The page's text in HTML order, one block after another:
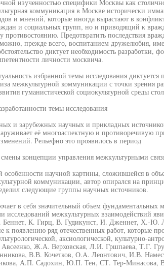
изученностью специфики Москвы как
коммуникация в Москве исторически
и мнений, которые иногда вырастают в
и социальных групп, но и приводящий к
противостоянию. Предотвратить последствия
прежде всего, воспитанием дружелюбия,
диктует необходимость разработки,
личности москвича.
избранной темы исследования диктуется
межкультурной коммуникации с точки зрения
гуманистической социокультурной среды
темы исследования
и зарубежных научных и прикладных
её многоаспектную и противоречивую
Рельефно это проявилось в период
концепции управления межкультурными
особенности научной картины, сложившейся в
коммуникации, автор опирался на
следующие группы научных источников.
в себя значительный объем фундаментальных
исследований межкультурных взаимодействий
Беннет, К. Гирц, В. Гудикунст, И. Дженнет, Х.-Ю.
к появлению ряд отечественных работ, которые
аксиологической, культурно-
Авсеенко, Ж.А. Верховская, Л.И. Гршпаева, Т.Г.
В.В. Кочетков, O.A. Леонтович, И.В.
А.П. Садохин, Ю.П. Тен, СТ. Тер-